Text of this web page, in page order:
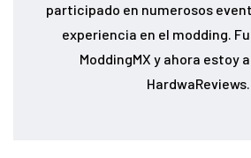
participado en numerosos
experiencia en el modding.
ModdingMX y ahora estoy
HardwaReviews.